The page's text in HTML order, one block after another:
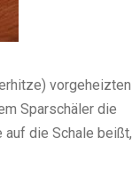
vorgeheizten
Sparschäler die
auf die Schale beißt,